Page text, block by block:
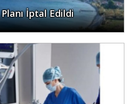
İptal Edildi